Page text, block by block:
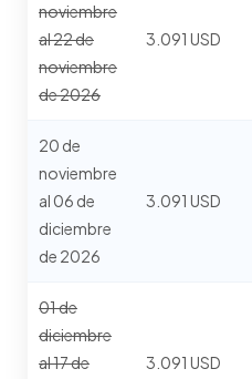
noviembre
al 22 de
noviembre
de 2026
3.091 USD
20 de
noviembre
al 06 de
diciembre
de 2026
3.091 USD
01 de
diciembre
al 17 de
3.091 USD